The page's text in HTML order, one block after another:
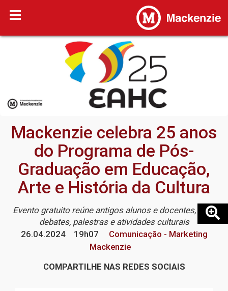
Mackenzie celebra 25 anos
do Programa de Pós-
Graduação em Educação,
Arte e História da Cultura
Evento gratuito reúne antigos alunos e docentes, com
debates, palestras e atividades culturais
26.04.2024
19h07
Comunicação - Marketing
Mackenzie
COMPARTILHE NAS REDES SOCIAIS